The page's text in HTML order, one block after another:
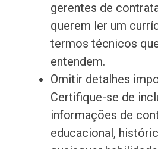
gerentes de
querem ler um
termos técnicos
entendem.
Omitir detalhes
Certifique-se de
informações de
educacional,